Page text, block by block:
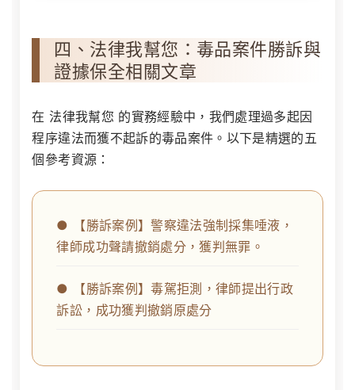
四、法律我幫您：毒品案件勝訴與
證據保全相關文章
在 法律我幫您 的實務經驗中，我們處理過多起因
程序違法而獲不起訴的毒品案件。以下是精選的五
個參考資源：
● 【勝訴案例】警察違法強制採集唾液，
律師成功聲請撤銷處分，獲判無罪。
● 【勝訴案例】毒駕拒測，律師提出行政
訴訟，成功獲判撤銷原處分